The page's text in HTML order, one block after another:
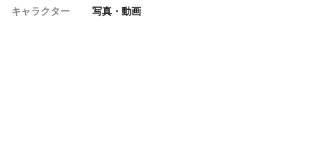
キャラクター 写真・動画